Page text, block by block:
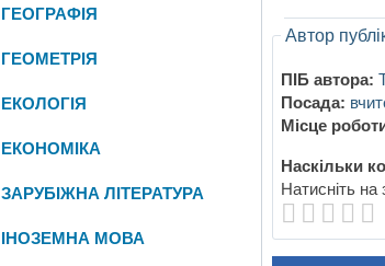
Автор
ПІБ автора:
Посада:
Місце
Наскільки
Натисніть на
ГЕОГРАФІЯ
ГЕОМЕТРІЯ
ЕКОЛОГІЯ
ЕКОНОМІКА
ЗАРУБІЖНА ЛІТЕРАТУРА
ІНОЗЕМНА МОВА